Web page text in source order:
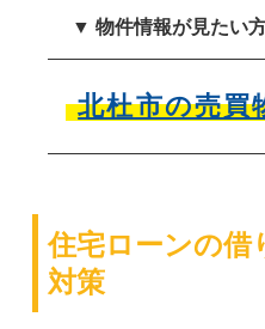
▼ 物件情報が見たい
北杜市の売買
住宅ローンの借
対策